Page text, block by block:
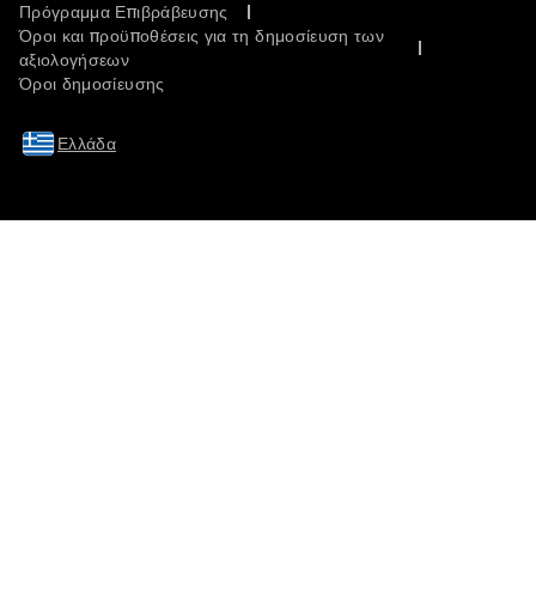
Πρόγραμμα Επιβράβευσης
Όροι και προϋποθέσεις για τη δημοσίευση των
αξιολογήσεων
Όροι δημοσίευσης
Ελλάδα